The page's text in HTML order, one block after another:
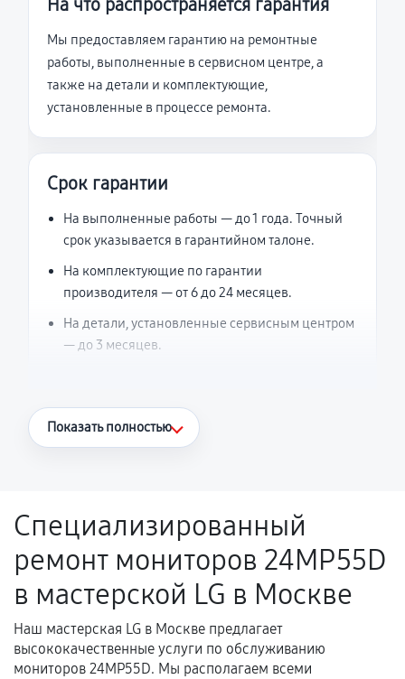
На что распространяется гарантия
Мы предоставляем гарантию на ремонтные
работы, выполненные в сервисном центре, а
также на детали и комплектующие,
установленные в процессе ремонта.
Срок гарантии
На выполненные работы — до 1 года. Точный
срок указывается в гарантийном талоне.
На комплектующие по гарантии
производителя — от 6 до 24 месяцев.
На детали, установленные сервисным центром
— до 3 месяцев.
Что считается гарантийным случаем
Поломка установленной детали при
нормальной эксплуатации в течение
гарантийного срока.
Несоответствие комплектующей заявленным
техническим характеристикам.
Показать полностью
Специализированный
ремонт мониторов 24MP55D
в мастерской LG в Москве
Наш мастерская LG в Москве предлагает
высококачественные услуги по обслуживанию
мониторов 24MP55D. Мы располагаем всеми